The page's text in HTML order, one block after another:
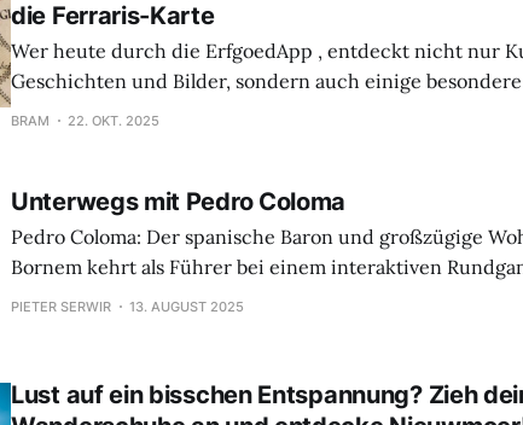
die Ferraris-Karte
Wer heute durch die ErfgoedApp , entdeckt nicht nur
Geschichten und Bilder, sondern auch einige
Karten. Eine dieser Kartenebenen ist die Ferraris-Karte
werden kann,
BRAM 22. OKT. 2025
Unterwegs mit Pedro Coloma
Pedro Coloma: Der spanische Baron und großzügige
Bornem kehrt als Führer bei einem interaktiven
schönsten Orten des Stadtzentrums zurück. Eine
um die sich Legenden ranken, sowie einem
PIETER SERWIR 13. AUGUST 2025
Lust auf ein bisschen Entspannung? Zieh